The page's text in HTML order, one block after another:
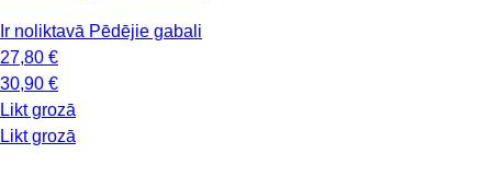
Ir noliktavā Pēdējie gabali
27,80 €
30,90 €
Likt grozā
Likt grozā